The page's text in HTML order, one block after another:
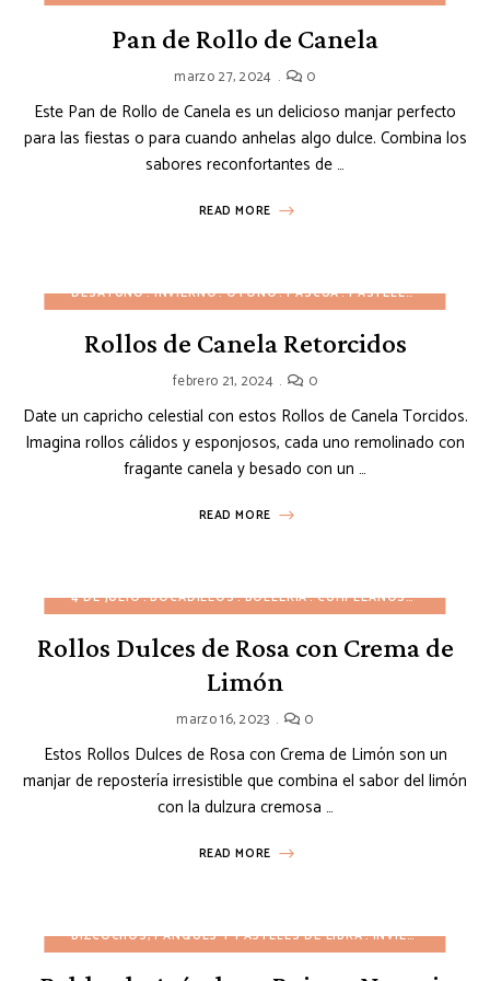
Pan de Rollo de Canela
marzo 27, 2024 0
Este Pan de Rollo de Canela es un delicioso manjar perfecto
para las fiestas o para cuando anhelas algo dulce. Combina los
sabores reconfortantes de …
READ MORE
DESAYUNO INVIERNO OTOÑO PASCUA PASTELES POSTRES
Rollos de Canela Retorcidos
febrero 21, 2024 0
Date un capricho celestial con estos Rollos de Canela Torcidos.
Imagina rollos cálidos y esponjosos, cada uno remolinado con
fragante canela y besado con un …
READ MORE
4 DE JULIO BOCADILLOS BOLLERÍA CUMPLEAÑOS DESAYUNO
Rollos Dulces de Rosa con Crema de
Limón
marzo 16, 2023 0
Estos Rollos Dulces de Rosa con Crema de Limón son un
manjar de repostería irresistible que combina el sabor del limón
con la dulzura cremosa …
READ MORE
BIZCOCHOS, PANQUÉS Y PASTELES DE LIBRA INVIERNO